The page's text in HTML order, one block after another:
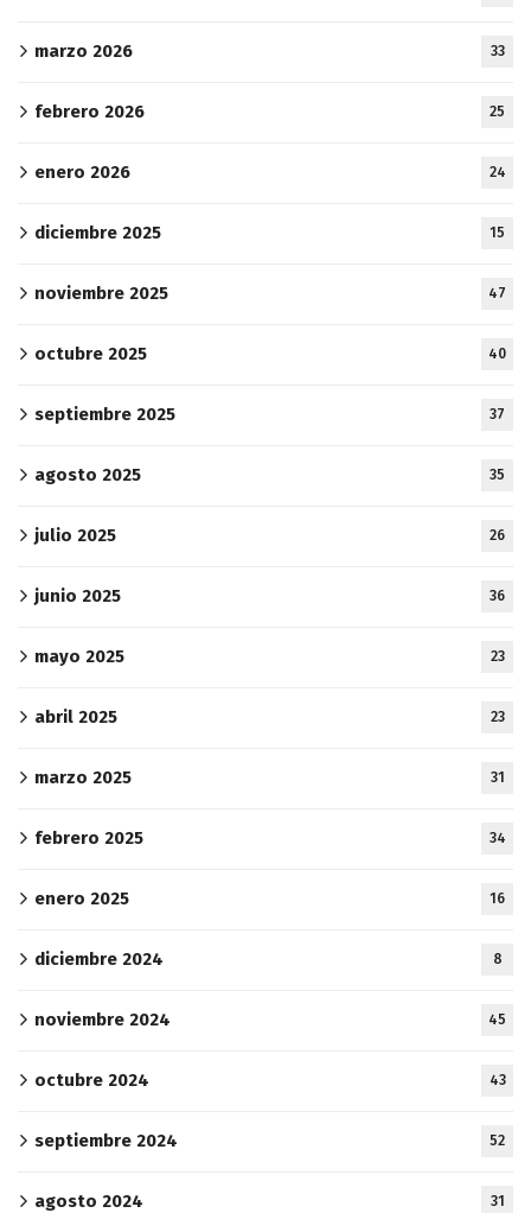
marzo 2026 33
febrero 2026 25
enero 2026 24
diciembre 2025 15
noviembre 2025 47
octubre 2025 40
septiembre 2025 37
agosto 2025 35
julio 2025 26
junio 2025 36
mayo 2025 23
abril 2025 23
marzo 2025 31
febrero 2025 34
enero 2025 16
diciembre 2024 8
noviembre 2024 45
octubre 2024 43
septiembre 2024 52
agosto 2024 31